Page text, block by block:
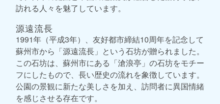
訪れる人々を魅了しています。
源遠流長
1991年（平成3年）、友好都市締結10周年を記念して
蘇州市から「源遠流長」という石坊が贈られました。
この石坊は、蘇州市にある「滄浪亭」の石坊をモチー
フにしたもので、長い歴史の流れを象徴しています。
公園の景観に新たな美しさを加え、訪問者に異国情緒
を感じさせる存在です。